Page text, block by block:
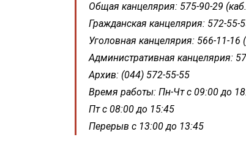
Общая канцелярия: 575-90-29
Гражданская канцелярия: 572-55-
Уголовная канцелярия: 566-11-
Административная канцелярия:
Архив: (044) 572-55-55
Время работы: Пн-Чт с 09:00 до
Пт с 08:00 до 15:45
Перерыв с 13:00 до 13:45